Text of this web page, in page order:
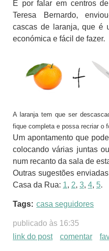
E por falar em centros
Teresa Bernardo,
cascas de laranja, que é
económica e fácil de fazer.
A laranja tem que ser
fique completa e possa recriar o
Um apontamento que
colocando várias juntas
num recanto da sala de
Outras sugestões
Casa da Rua: 1, 2, 3, 4, 5.
Tags: casa seguidores
publicado às 16:35
link do post
comentar